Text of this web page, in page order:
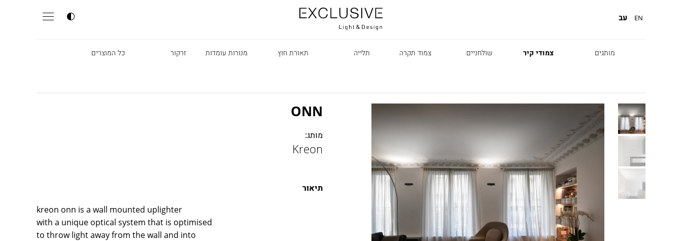
EN עב
מותגים צמודי קיר שולחניים צמוד תקרה תלייה תאורת חוץ מנורות עומדות זרקור כל המוצרים
Fabbian
Fontana Arte
Leds c4
Lambert & Fils
Roger Pradier
Catellani &
Smith
VIABIZZUNO
Grok
ONN
מותג:
Kreon
תיאור
kreon onn is a wall mounted uplighter
with a unique optical system that is optimised
to throw light away from the wall and into